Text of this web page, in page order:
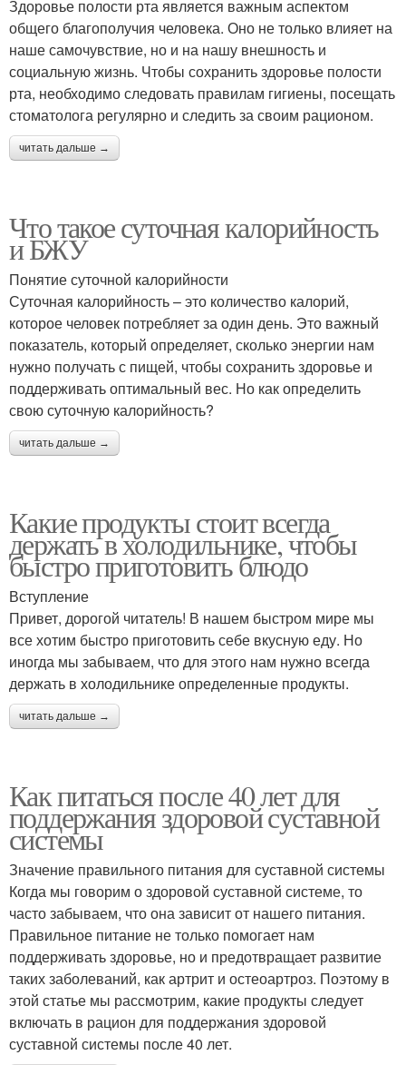
Здоровье полости рта является важным аспектом
общего благополучия человека. Оно не только влияет на
наше самочувствие, но и на нашу внешность и
социальную жизнь. Чтобы сохранить здоровье полости
рта, необходимо следовать правилам гигиены, посещать
стоматолога регулярно и следить за своим рационом.
читать дальше →
Что такое суточная калорийность
и БЖУ
Понятие суточной калорийности
Суточная калорийность – это количество калорий,
которое человек потребляет за один день. Это важный
показатель, который определяет, сколько энергии нам
нужно получать с пищей, чтобы сохранить здоровье и
поддерживать оптимальный вес. Но как определить
свою суточную калорийность?
читать дальше →
Какие продукты стоит всегда
держать в холодильнике, чтобы
быстро приготовить блюдо
Вступление
Привет, дорогой читатель! В нашем быстром мире мы
все хотим быстро приготовить себе вкусную еду. Но
иногда мы забываем, что для этого нам нужно всегда
держать в холодильнике определенные продукты.
читать дальше →
Как питаться после 40 лет для
поддержания здоровой суставной
системы
Значение правильного питания для суставной системы
Когда мы говорим о здоровой суставной системе, то
часто забываем, что она зависит от нашего питания.
Правильное питание не только помогает нам
поддерживать здоровье, но и предотвращает развитие
таких заболеваний, как артрит и остеоартроз. Поэтому в
этой статье мы рассмотрим, какие продукты следует
включать в рацион для поддержания здоровой
суставной системы после 40 лет.